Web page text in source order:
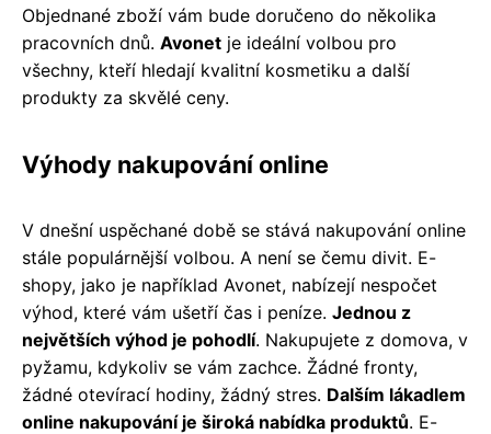
Objednané zboží vám bude doručeno do několika
pracovních dnů. Avonet je ideální volbou pro
všechny, kteří hledají kvalitní kosmetiku a další
produkty za skvělé ceny.
Výhody nakupování online
V dnešní uspěchané době se stává nakupování online
stále populárnější volbou. A není se čemu divit. E-
shopy, jako je například Avonet, nabízejí nespočet
výhod, které vám ušetří čas i peníze. Jednou z
největších výhod je pohodlí. Nakupujete z domova, v
pyžamu, kdykoliv se vám zachce. Žádné fronty,
žádné otevírací hodiny, žádný stres. Dalším lákadlem
online nakupování je široká nabídka produktů. E-